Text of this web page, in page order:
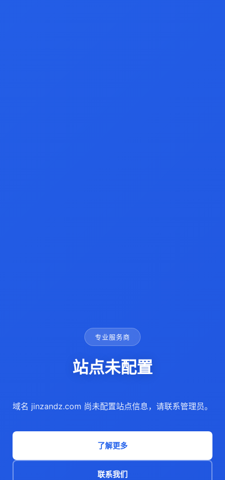
专业服务商
站点未配置
域名 jinzandz.com 尚未配置站点信息，请联系管理员。
了解更多
联系我们